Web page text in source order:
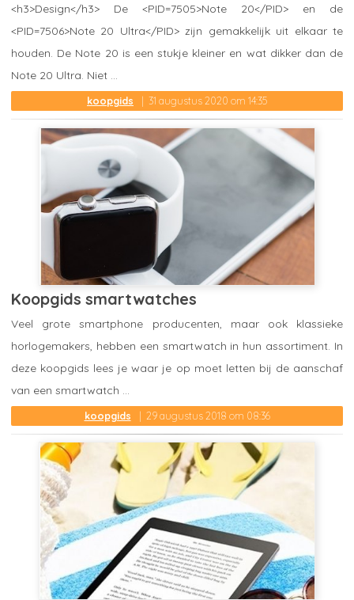
koopgids 31 augustus 2020 om 14:35
<h3>Design</h3> De <PID=7505>Note 20</PID> en de
<PID=7506>Note 20 Ultra</PID> zijn gemakkelijk uit elkaar te
houden. De Note 20 is een stukje kleiner en wat dikker dan de
Note 20 Ultra. Niet ...
Koopgids smartwatches
koopgids 29 augustus 2018 om 08:36
Veel grote smartphone producenten, maar ook klassieke
horlogemakers, hebben een smartwatch in hun assortiment. In
deze koopgids lees je waar je op moet letten bij de aanschaf
van een smartwatch ...